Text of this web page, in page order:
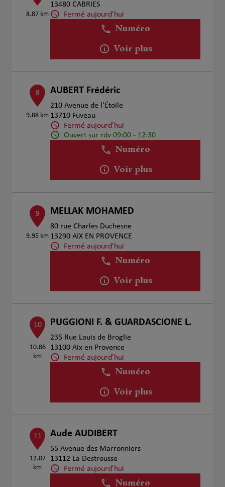
8.87 km
13480 CABRIES
Fermé aujourd'hui
Numéro
Voir plus
8
9.88 km
AUBERT Frédéric
210 Avenue de l'Étoile
13710 Fuveau
Fermé aujourd'hui
Ouvert sur rdv 09:00 - 12:30
Numéro
Voir plus
9
9.95 km
MELLAK MOHAMED
80 rue Charles Duchesne
13290 AIX EN PROVENCE
Fermé aujourd'hui
Numéro
Voir plus
10
10.86
km
PUGGIONI F. & GUARDASCIONE L.
235 Rue Louis de Broglie
13100 Aix en Provence
Fermé aujourd'hui
Numéro
Voir plus
11
12.07
km
Aude AUDIBERT
55 Avenue des Marronniers
13112 La Destrousse
Fermé aujourd'hui
Numéro